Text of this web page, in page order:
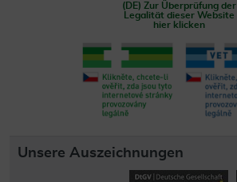
(DE) Zur Überprüfung der
Legalität dieser Website
hier klicken
Unsere Auszeichnungen